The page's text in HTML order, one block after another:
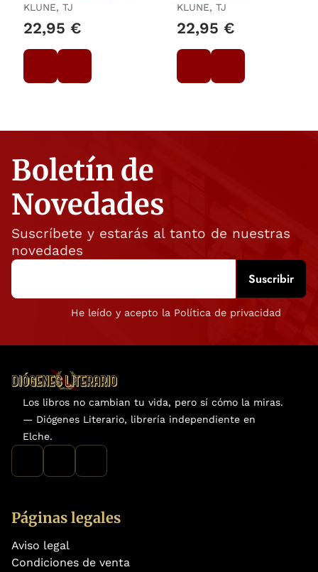
KLUNE, TJ
22,95 €
KLUNE, TJ
22,95 €
Boletín de
Novedades
Suscríbete y estarás al tanto de nuestras
novedades
He leído y acepto la Política de privacidad
Los libros no cambian tu vida, pero sí cómo la miras.
— Diógenes Literario, librería independiente en
Elche.
Páginas legales
Aviso legal
Condiciones de venta